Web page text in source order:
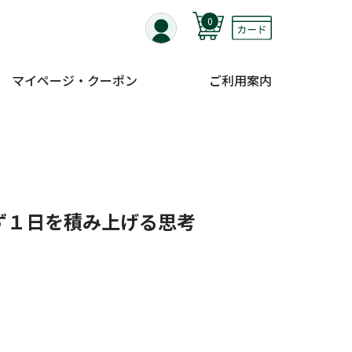
0
マイページ・クーポン ご利用案内
日を積み上げる思考